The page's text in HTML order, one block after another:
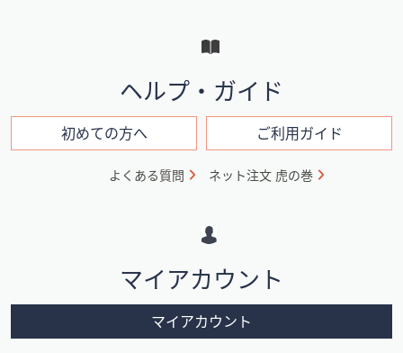
ン
ン
ヘルプ・ガイド
初めての方へ ご利用ガイド
よくある質問 ネット注文 虎の巻
マイアカウント
マイアカウント